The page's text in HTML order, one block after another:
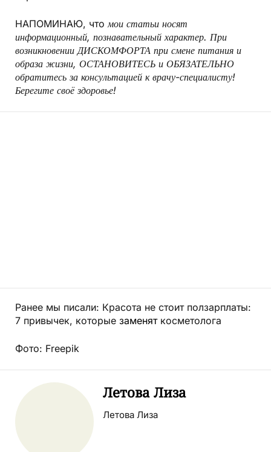
НАПОМИНАЮ, чтомои статьи носят
информационный, познавательный характер. При
возникновении ДИСКОМФОРТА при смене питания и
образа жизни, ОСТАНОВИТЕСЬ и ОБЯЗАТЕЛЬНО
обратитесь за консультацией к врачу-специалисту!
Берегите своё здоровье!
Ранее мы писали: Красота не стоит ползарплаты:
7 привычек, которые заменяткосметолога
Фото: Freepik
Летова Лиза
Летова Лиза